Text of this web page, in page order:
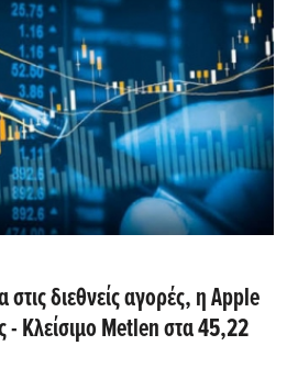
στις διεθνείς αγορές, η Apple
- Kλείσιμο Metlen στα 45,22